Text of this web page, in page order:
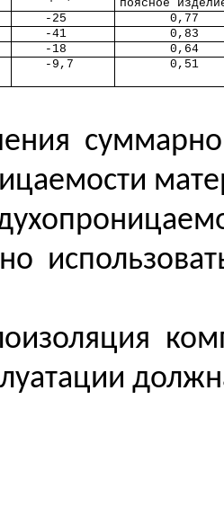
поясное
-25
0,77
-41
0,83
-18
0,64
-9,7 0,51